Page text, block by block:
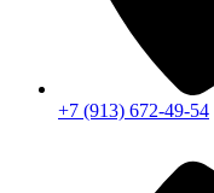
+7 (913) 672-49-54